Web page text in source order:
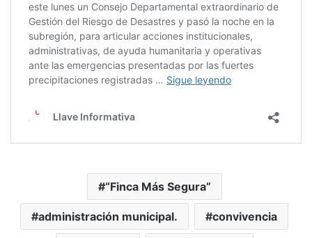
“Finca Más Segura”
administración municipal. convivencia